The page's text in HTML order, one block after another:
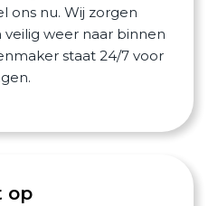
ons nu. Wij zorgen
weer naar binnen
staat 24/7 voor
op